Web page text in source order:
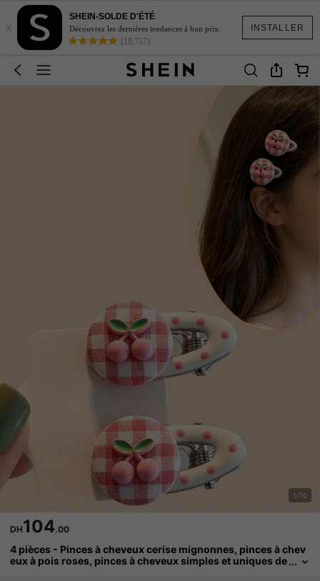
INSTALLER
×
SHEIN-SOLDE D'ÉTÉ
Découvrez les dernières tendances à bon prix.
(18,717)
1/10
DH104.00
4 pièces - Pinces à cheveux cerise mignonnes, pinces à chev
eux à pois roses, pinces à cheveux simples et uniques de